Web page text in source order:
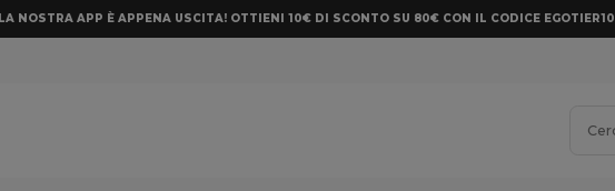
LA NOSTRA APP È APPENA USCITA! OTTIENI 10€ DI SCONTO SU 80€ CON IL CODICE EGOTIER10